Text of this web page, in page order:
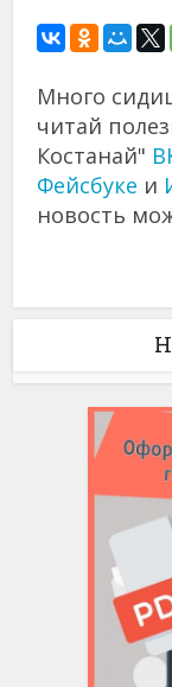
Много
читай
Костанай"
Фейсбуке и
новость